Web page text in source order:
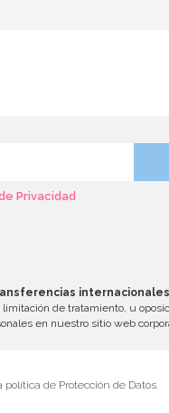
Privacidad
de tratamiento, u
en nuestro sitio web
de Protección de Datos.